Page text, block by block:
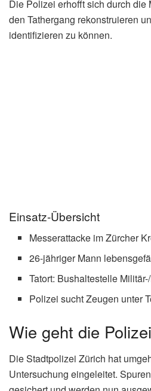
Die Polizei erhofft sich durch die
den Tathergang rekonstruieren
identifizieren zu können.
Einsatz-Übersicht
Messerattacke im Zürcher
26-jähriger Mann
Tatort: Bushaltestelle
Polizei sucht Zeugen unter
Wie geht die
Die Stadtpolizei Zürich hat
Untersuchung eingeleitet.